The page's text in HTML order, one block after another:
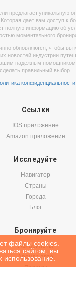
предлагает уникальную
дает вам доступ к
полную информацию об
моментального
обновляются, чтобы вы
новостей индустрии
надежным
сделать правильный выбор.
конфиденциальности
Ссылки
IOS приложение
Amazon приложение
Исследуйте
Навигатор
Страны
Города
Блог
Бронируйте
Авиабилеты
Аренда авто
Паромы
файлы cookies.
сайтом, вы
использование.